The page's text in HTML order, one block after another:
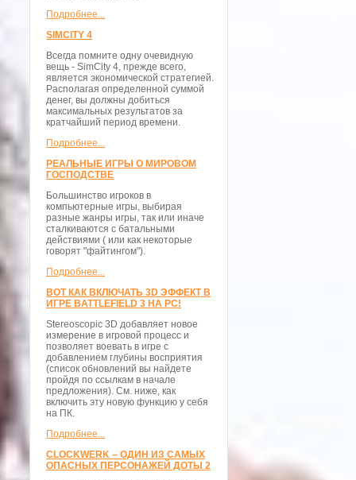
Подробнее...
SIMCITY 4
Всегда помните одну очевидную
вещь - SimCity 4, прежде всего,
является экономической стратегией.
Располагая определенной суммой
денег, вы должны добиться
максимальных результатов за
кратчайший период времени.
Подробнее...
РЕАЛЬНЫЕ ИГРЫ О МИРОВОМ
ГОСПОДСТВЕ
Большинство игроков в
компьютерные игры, выбирая
разные жанры игры, так или иначе
сталкиваются с батальными
действиями ( или как некоторые
говорят "файтингом").
Подробнее...
ВОТ КАК ВКЛЮЧАТЬ 3D ЭФФЕКТ В
ИГРЕ BATTLEFIELD 3 НА PC!
Stereoscopic 3D добавляет новое
измерение в игровой процесс и
позволяет воевать в игре с
добавлением глубины восприятия
(список обновлений вы найдете
пройдя по ссылкам в начале
предложения). См. ниже, как
включить эту новую функцию у себя
на ПК.
Подробнее...
CLOCKWERK – ОДИН ИЗ САМЫХ
ОПАСНЫХ ПЕРСОНАЖЕЙ ДОТЫ 2